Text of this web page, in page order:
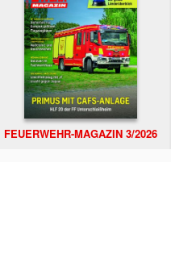
FEUERWEHR-MAGAZIN 3/2026